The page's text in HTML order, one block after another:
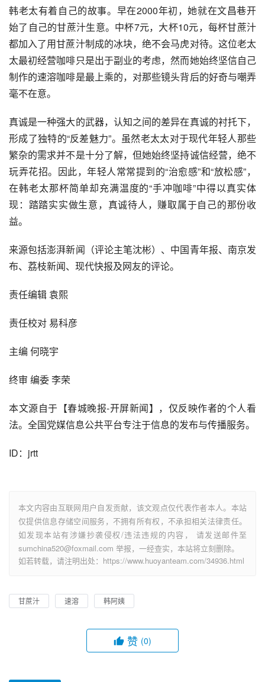
韩老太有着自己的故事。早在2000年初，她就在文昌巷开
始了自己的甘蔗汁生意。中杯7元，大杯10元，每杯甘蔗汁
都加入了用甘蔗汁制成的冰块，绝不会马虎对待。这位老太
太最初经营咖啡只是出于副业的考虑，然而她始终坚信自己
制作的速溶咖啡是最上乘的，对那些镜头背后的好奇与嘲弄
毫不在意。
真诚是一种强大的武器，认知之间的差异在真诚的衬托下，
形成了独特的“反差魅力”。虽然老太太对于现代年轻人那些
繁杂的需求并不是十分了解，但她始终坚持诚信经营，绝不
玩弄花招。因此，年轻人常常提到的“治愈感”和“放松感”，
在韩老太那杯简单却充满温度的“手冲咖啡”中得以真实体
现：踏踏实实做生意，真诚待人，赚取属于自己的那份收
益。
来源包括澎湃新闻（评论主笔沈彬）、中国青年报、南京发
布、荔枝新闻、现代快报及网友的评论。
责任编辑 袁熙
责任校对 易科彦
主编 何晓宇
终审 编委 李荣
本文源自于【春城晚报-开屏新闻】，仅反映作者的个人看
法。全国党媒信息公共平台专注于信息的发布与传播服务。
ID：jrtt
本文内容由互联网用户自发贡献，该文观点仅代表作者本人。本站
仅提供信息存储空间服务，不拥有所有权，不承担相关法律责任。
如发现本站有涉嫌抄袭侵权/违法违规的内容， 请发送邮件至
sumchina520@foxmail.com 举报，一经查实，本站将立刻删除。
如若转载，请注明出处：https://www.huoyanteam.com/34936.html
甘蔗汁 速溶 韩阿姨
赞 (0)